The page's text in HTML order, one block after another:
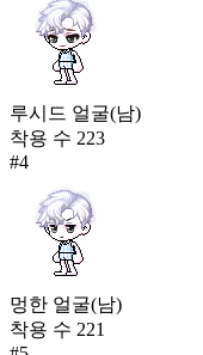
루시드 얼굴(남)
착용 수 223
#4
멍한 얼굴(남)
착용 수 221